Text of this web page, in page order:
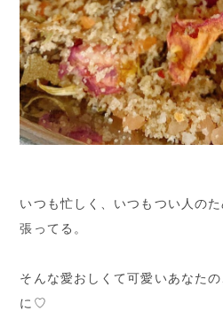
いつも忙しく、いつもつい人の
張ってる。
そんな愛おしくて可愛いあなた
に♡